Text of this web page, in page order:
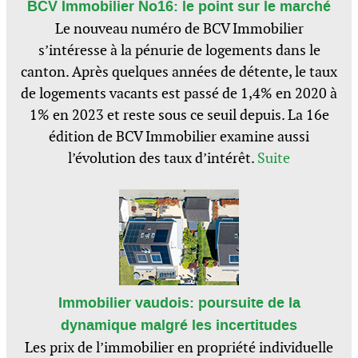
BCV Immobilier No16: le point sur le marché
Le nouveau numéro de BCV Immobilier
s’intéresse à la pénurie de logements dans le
canton. Après quelques années de détente, le taux
de logements vacants est passé de 1,4% en 2020 à
1% en 2023 et reste sous ce seuil depuis. La 16e
édition de BCV Immobilier examine aussi
l’évolution des taux d’intérêt. Suite
Immobilier vaudois: poursuite de la
dynamique malgré les incertitudes
Les prix de l’immobilier en propriété individuelle